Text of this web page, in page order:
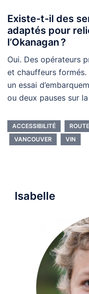
Existe-t-il des
adaptés pour
l’Okanagan ?
Oui. Des opérateurs
et chauffeurs
un essai
ou deux pauses sur
ACCESSIBILITÉ
VANCOUVER
VIN
Isabelle